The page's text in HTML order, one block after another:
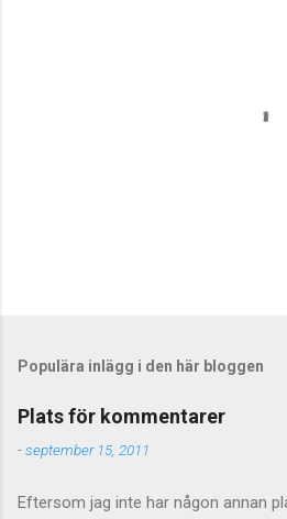
c
e
n
m
Populära inlägg i den här bloggen
Plats för kommentarer
-september 15, 2011
Eftersom jag inte har någon annan